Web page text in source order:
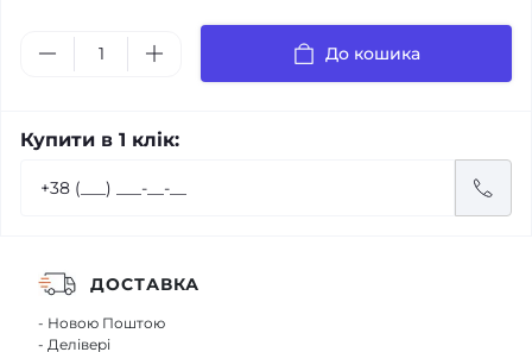
До кошика
Купити в 1 клік:
ДОСТАВКА
- Новою Поштою
- Делівері